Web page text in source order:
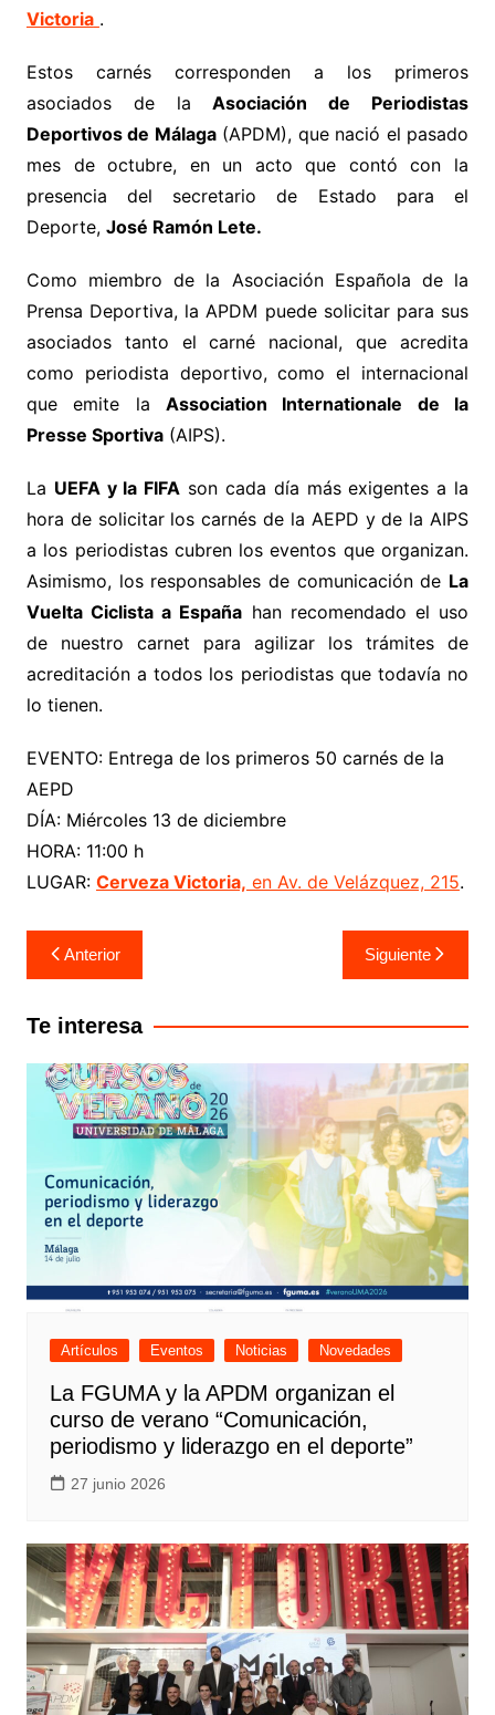
Victoria .
Estos carnés corresponden a los primeros
asociados de laAsociación de Periodistas
Deportivos de Málaga(APDM), que nació el pasado
mes de octubre, en un acto que contó con la
presencia del secretario de Estado para el
Deporte, José Ramón Lete.
Como miembro de la Asociación Española de la
Prensa Deportiva, la APDM puede solicitar para sus
asociados tanto el carné nacional, que acredita
como periodista deportivo, como el internacional
que emite la Association Internationale de la
Presse Sportiva(AIPS).
La UEFA y la FIFA son cada día más exigentes a la
hora de solicitar los carnés de la AEPD y de la AIPS
a los periodistas cubren los eventos que organizan.
Asimismo, los responsables de comunicación de La
Vuelta Ciclista a España han recomendado el uso
de nuestro carnet para agilizar los trámites de
acreditación a todos los periodistas que todavía no
lo tienen.
EVENTO: Entrega de los primeros 50 carnés de la
AEPD
DÍA: Miércoles 13 de diciembre
HORA: 11:00 h
LUGAR: Cerveza Victoria, en Av. de Velázquez, 215.
Anterior Siguiente
Te interesa
Artículos Eventos Noticias Novedades
La FGUMA y la APDM organizan el
curso de verano “Comunicación,
periodismo y liderazgo en el deporte”
27 junio 2026